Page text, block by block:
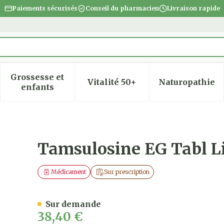
Paiements sécurisés Conseil du pharmacien Livraison rapide
catégorie Beauté, soins et hygiène
sous-menu pour la catégorie Régime,
Grossesse et
enfantsAfficher le sous-menu pour la catégorie
Vitalité 50+Afficher le sous-menu
Naturopathie
Afficher
Prol 90 X 0,4 Mg
Tamsulosine EG Tabl
Sur prescription
Médicament
38,40 €
Sur demande